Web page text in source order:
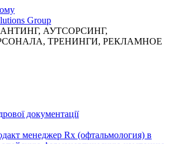
Group
АУТСОРСИНГ,
ТРЕНИНГИ, РЕКЛАМНОЕ
документації
менеджер Rx (офтальмология) в